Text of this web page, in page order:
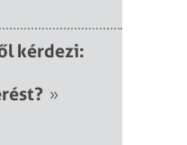
kérdezi:
»